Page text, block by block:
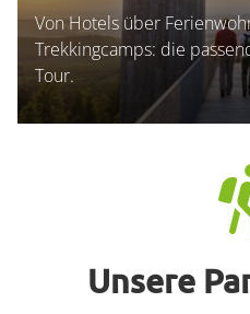
Von Hotels über
Trekkingcamps: die
Tour.
Unsere